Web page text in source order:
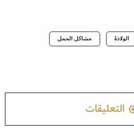
الولادة
مشاكل الحمل
التعليقات